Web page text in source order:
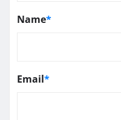
Name*
Email*